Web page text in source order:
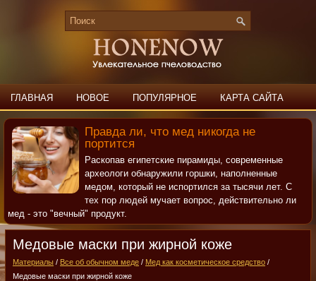
ГЛАВНАЯ НОВОЕ ПОПУЛЯРНОЕ КАРТА САЙТА
ПОИСК КОНТАКТЫ
Правда ли, что мед никогда не
портится
Раскопав египетские пирамиды, современные
археологи обнаружили горшки, наполненные
медом, который не испортился за тысячи лет. С
тех пор людей мучает вопрос, действительно ли
мед - это "вечный" продукт.
Медовые маски при жирной коже
Материалы / Все об обычном меде / Мед как косметическое средство /
Медовые маски при жирной коже